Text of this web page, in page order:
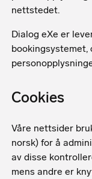
nettstedet.
Dialog eXe er
bookingsystemet,
Cookies
Våre nettsider
norsk) for å
av disse
mens andre er